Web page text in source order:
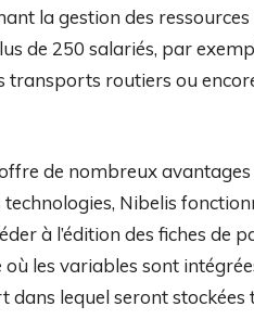
la gestion des
de 250 salariés, par
transports routiers ou
de nombreux avantages
Nibelis
à l’édition des fiches de
les variables sont
lequel seront stockées